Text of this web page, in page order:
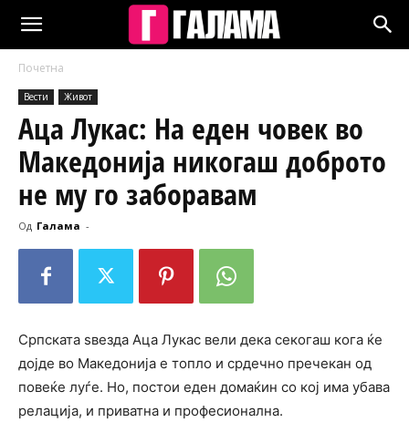
Почетна
Вести Живот
Аца Лукас: На еден човек во
Македонија никогаш доброто
не му го заборавам
Од Галама -
Српската ѕвезда Аца Лукас вели дека секогаш кога ќе
дојде во Македонија е топло и срдечно пречекан од
повеќе луѓе. Но, постои еден домаќин со кој има убава
релација, и приватна и професионална.